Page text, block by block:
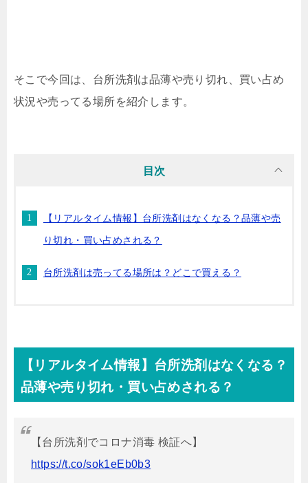
そこで今回は、台所洗剤は品薄や売り切れ、買い占め
状況や売ってる場所を紹介します。
目次
【リアルタイム情報】台所洗剤はなくなる？品薄や売
り切れ・買い占めされる？
台所洗剤は売ってる場所は？どこで買える？
【リアルタイム情報】台所洗剤はなくなる？
品薄や売り切れ・買い占めされる？
【台所洗剤でコロナ消毒 検証へ】
https://t.co/sok1eEb0b3